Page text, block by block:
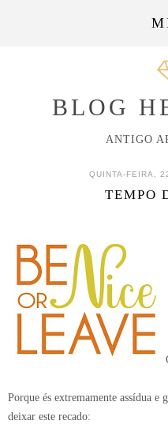
BLOG
ANTIGO
QUINTA-FEIRA,
TEMPO
Porque és extremamente assídua e
deixar este recado: